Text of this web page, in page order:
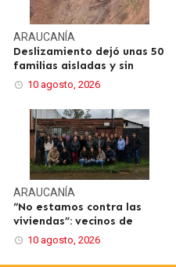
ARAUCANÍA
Deslizamiento dejó unas 50
familias aisladas y sin
10 agosto, 2026
ARAUCANÍA
“No estamos contra las
viviendas”: vecinos de
10 agosto, 2026